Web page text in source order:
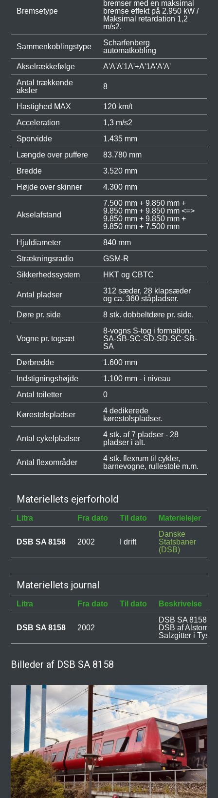
Bremsetype
bremser med en maksimal
bremse effekt på 2.950 kW /
Maksimal retardation 1,2
m/s2.
Sammenkoblingstype
Scharfenberg
automatkobling
Akselrækkefølge
A'A'A'1A'+A'1A'A'A'
Antal trækkende
aksler
8
Hastighed MAX
120 km/t
Acceleration
1,3 m/s2
Sporvidde
1.435 mm
Længde over puffere
83.780 mm
Bredde
3.520 mm
Højde over skinner
4.300 mm
Akselafstand
7.500 mm + 9.850 mm +
9.850 mm + 9.850 mm <=>
9.850 mm + 9.850 mm +
9.850 mm + 7.500 mm
Hjuldiameter
840 mm
Strækningsradio
GSM-R
Sikkerhedssystem
HKT og CBTC
Antal pladser
312 sæder, 28 klapsæder
og ca. 360 ståpladser.
Døre pr. side
8 stk. dobbeltdøre pr. side.
Vogne pr. togsæt
8-vogns S-tog i formation:
SA-SB-SC-SD-SD-SC-SB-
SA
Dørbredde
1.600 mm
Indstigningshøjde
1.100 mm - i niveau
Antal toiletter
0
Kørestolspladser
4 dedikerede
kørestolspladser.
Antal cykelpladser
4 stk. af 7 pladser - 28
pladser i alt.
Antal flexområder
4 stk. flexrum til cykler,
barnevogne, rullestole m.m.
Materiellets ejerforhold
Litra Fra dato Til dato Materielejer
DSB SA 8158 2002 I drift
Danske
Statsbaner
(DSB)
Materiellets journal
Litra Fra dato Til dato Beskrivelse
DSB SA 8158 2002
DSB SA 8158
DSB af Alstom
Salzgitter i
Billeder af DSB SA 8158